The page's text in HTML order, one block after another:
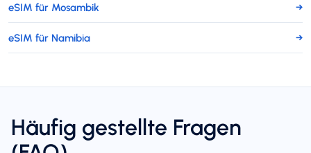
eSIM für Mosambik →
eSIM für Namibia →
Häufig gestellte Fragen